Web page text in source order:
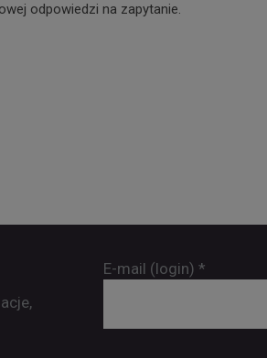
odpowiedzi na zapytanie.
E-mail (login) *